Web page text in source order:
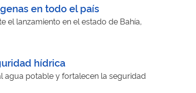
en todo el país
el lanzamiento en el estado de Bahía,
hídrica
agua potable y fortalecen la seguridad